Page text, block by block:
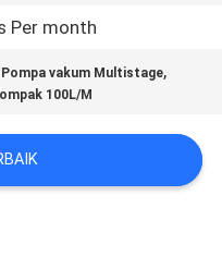
Per month
vakum Multistage,
100L/M